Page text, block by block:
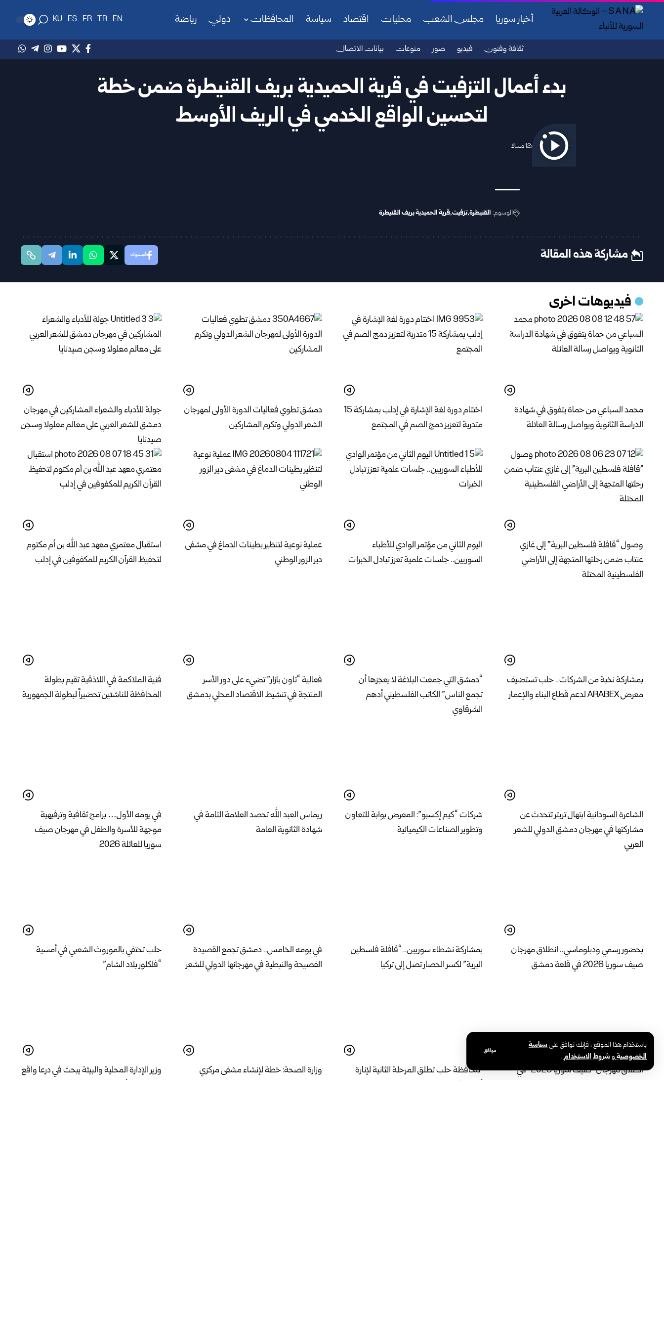
باستخدام هذا الموقع ، فإنك توافق علىسياسة
الخصوصيةوشروط الاستخدام.
موافق
أخبار سوريا مجلس الشعب محليات اقتصاد سياسة المحافظات دولي رياضة EN
TR
FR
ES
KU
ثقافة وفنون فيديو صور منوعات بيانات الاتصال
بدء أعمال التزفيت في قرية الحميدية بريف القنيطرة ضمن خطة
لتحسين الواقع الخدمي في الريف الأوسط
2025/11/20 12:47 مساءً
الوسوم: القنيطرة تزفيت قرية الحميدية بريف القنيطرة
مشاركة هذه المقالة فيسبوك
فيديوهات اخرى
محمد السباعي من حماة يتفوق في شهادة
الدراسة الثانوية ويواصل رسالة العائلة
اختتام دورة لغة الإشارة في إدلب بمشاركة 15
متدربة لتعزيز دمج الصم في المجتمع
دمشق تطوي فعاليات الدورة الأولى لمهرجان
الشعر الدولي وتكرم المشاركين
جولة للأدباء والشعراء المشاركين في مهرجان
دمشق للشعر العربي على معالم معلولا وسجن
صيدنايا
وصول “قافلة فلسطين البرية” إلى غازي
عنتاب ضمن رحلتها المتجهة إلى الأراضي
الفلسطينية المحتلة
اليوم الثاني من مؤتمر الوادي للأطباء
السوريين.. جلسات علمية تعزز تبادل الخبرات
عملية نوعية لتنظير بطينات الدماغ في مشفى
دير الزور الوطني
استقبال معتمري معهد عبد الله بن أم مكتوم
لتحفيظ القرآن الكريم للمكفوفين في إدلب
بمشاركة نخبة من الشركات.. حلب تستضيف
معرض ARABEX لدعم قطاع البناء والإعمار
“دمشق التي جمعت البلاغة لا يعجزها أن
تجمع الناس” الكاتب الفلسطيني أدهم
الشرقاوي
فعالية “تاون بازار” تضيء على دور الأسر
المنتجة في تنشيط الاقتصاد المحلي بدمشق
فنية الملاكمة في اللاذقية تقيم بطولة
المحافظة للناشئين تحضيراً لبطولة الجمهورية
الشاعرة السودانية ابتهال تريتر تتحدث عن
مشاركتها في مهرجان دمشق الدولي للشعر
العربي
شركات “كيم إكسبو”: المعرض بوابة للتعاون
وتطوير الصناعات الكيميائية
ريماس العبد الله تحصد العلامة التامة في
شهادة الثانوية العامة
في يومه الأول… برامج ثقافية وترفيهية
موجهة للأسرة والطفل في مهرجان صيف
سوريا للعائلة 2026
بحضور رسمي ودبلوماسي.. انطلاق مهرجان
صيف سوريا 2026 في قلعة دمشق
بمشاركة نشطاء سوريين.. “قافلة فلسطين
البرية” لكسر الحصار تصل إلى تركيا
في يومه الخامس.. دمشق تجمع القصيدة
الفصيحة والنبطية في مهرجانها الدولي للشعر
حلب تحتفي بالموروث الشعبي في أمسية
“فلكلور بلاد الشام”
انطلاق مهرجان “صيف سوريا 2026” في
محافظة حلب تطلق المرحلة الثانية لإنارة
وزارة الصحة: خطة لإنشاء مشفى مركزي
وزير الإدارة المحلية والبيئة يبحث في درعا واقع